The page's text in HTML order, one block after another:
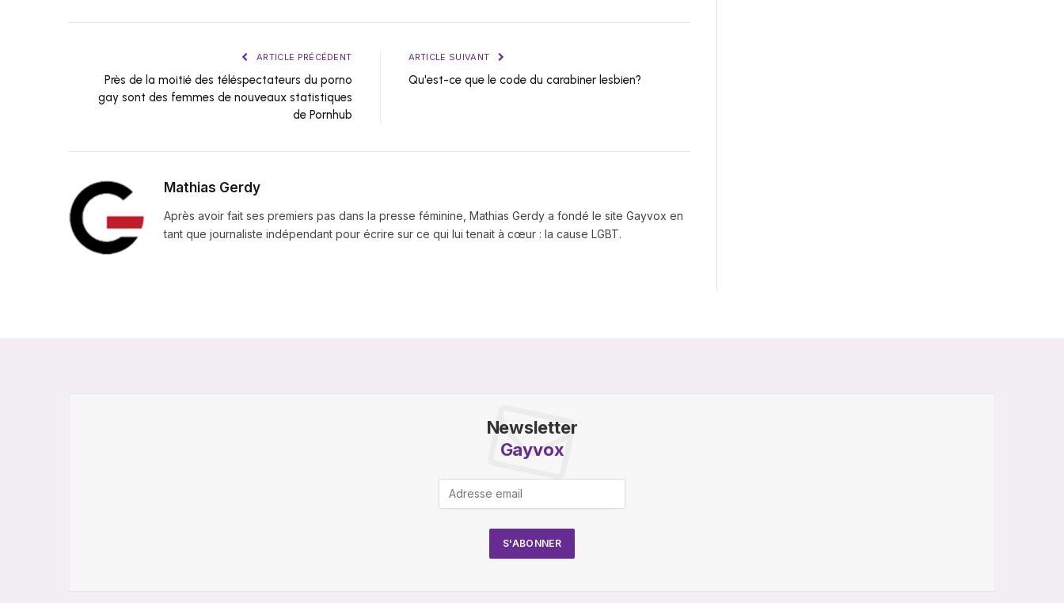
ARTICLE PRÉCÉDENT
Près de la moitié des téléspectateurs du porno
gay sont des femmes de nouveaux statistiques
de Pornhub
ARTICLE SUIVANT
Qu'est-ce que le code du carabiner lesbien?
Mathias Gerdy
Après avoir fait ses premiers pas dans la presse féminine, Mathias Gerdy a fondé le site Gayvox en
tant que journaliste indépendant pour écrire sur ce qui lui tenait à cœur : la cause LGBT.
Newsletter
Gayvox